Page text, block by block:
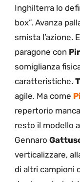
Inghilterra lo
box”. Avanza
smista l’azione.
paragone con
somiglianza
caratteristiche.
agile. Ma come
repertorio
resto il modello
Gennaro
verticalizzare,
di altri campioni